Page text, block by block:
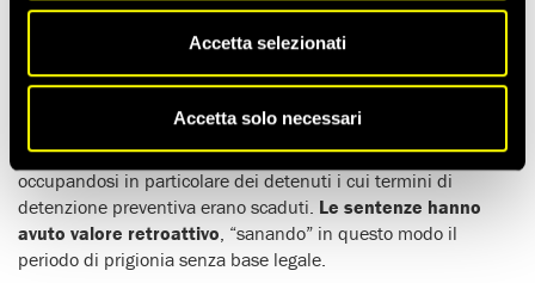
Accetta selezionati
Accetta solo necessari
detenzione preventivaper oltre1600 prigionieridecisa dai
giudici delle “sezioni terrorismo” del tribunale del Cairo tra il 4
processo.
Dopo una pausa delle udienze dovuta allapandemia da
Covid-19, i giudici hanno ripreso a svolgere udienze
occupandosi in particolare dei detenuti i cui termini di
detenzione preventiva erano scaduti. Le sentenze hanno
avuto valore retroattivo , “sanando” in questo modo il
periodo di prigionia senza base legale.